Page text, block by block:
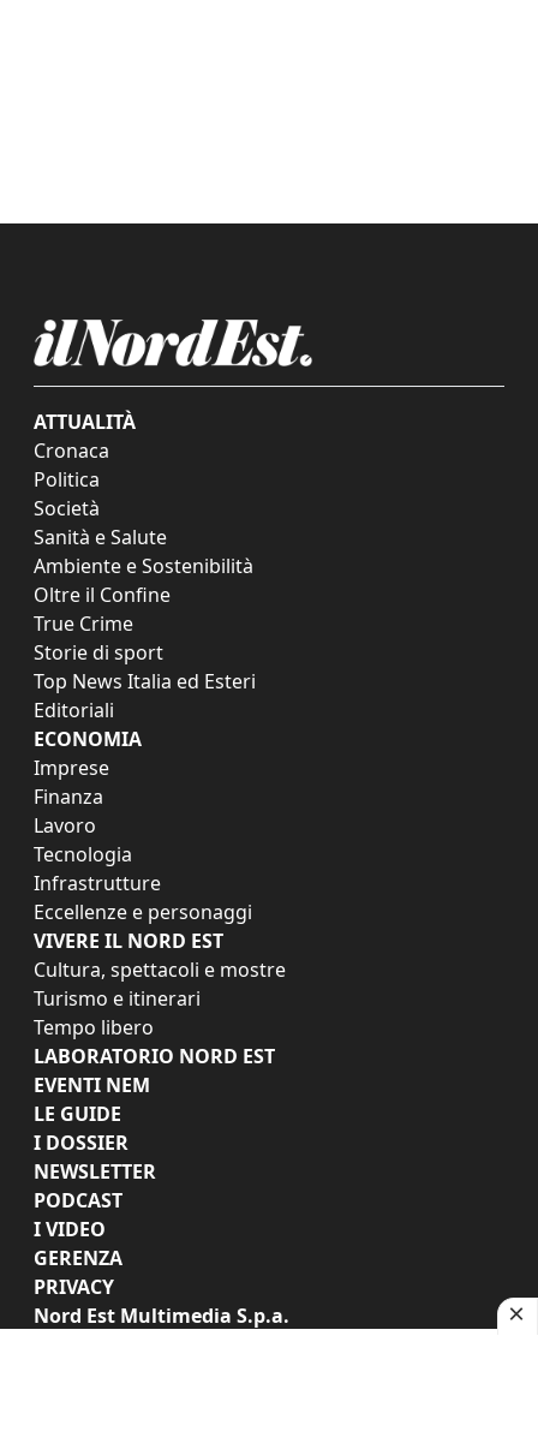
ATTUALITÀ
Cronaca
Politica
Società
Sanità e Salute
Ambiente e Sostenibilità
Oltre il Confine
True Crime
Storie di sport
Top News Italia ed Esteri
Editoriali
ECONOMIA
Imprese
Finanza
Lavoro
Tecnologia
Infrastrutture
Eccellenze e personaggi
VIVERE IL NORD EST
Cultura, spettacoli e mostre
Turismo e itinerari
Tempo libero
LABORATORIO NORD EST
EVENTI NEM
LE GUIDE
I DOSSIER
NEWSLETTER
PODCAST
I VIDEO
GERENZA
PRIVACY
Nord Est Multimedia S.p.a.